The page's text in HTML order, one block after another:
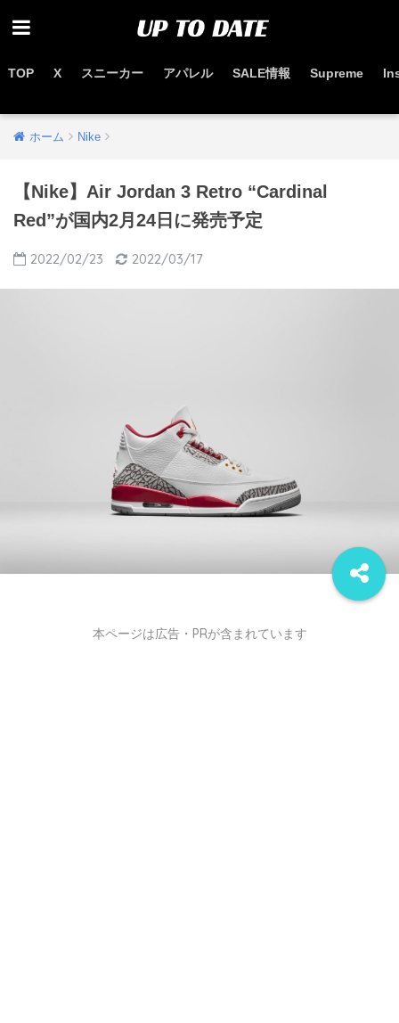
TOP X スニーカー アパレル SALE情報 Supreme
ホーム Nike
【Nike】Air Jordan 3 Retro “Cardinal
Red”が国内2月24日に発売予定
2022/02/23 2022/03/17
本ページは広告・PRが含まれています